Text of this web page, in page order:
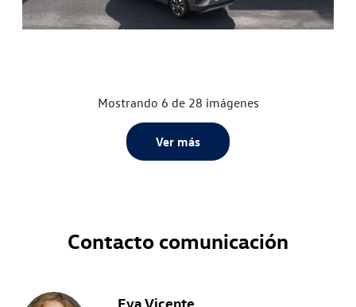
Mostrando 6 de 28 imágenes
Ver más
Contacto comunicación
Eva Vicente